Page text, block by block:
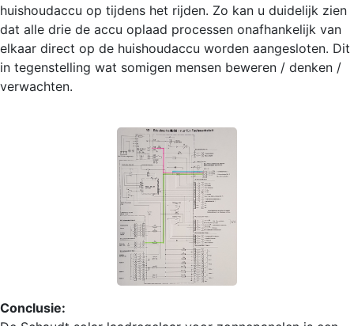
huishoudaccu op tijdens het rijden. Zo kan u duidelijk zien
dat alle drie de accu oplaad processen onafhankelijk van
elkaar direct op de huishoudaccu worden aangesloten. Dit
in tegenstelling wat somigen mensen beweren / denken /
verwachten.
Conclusie: